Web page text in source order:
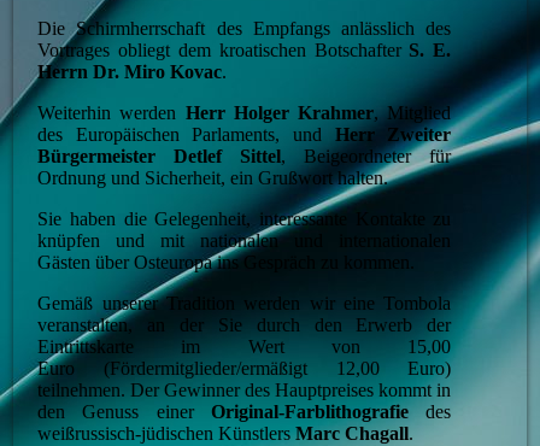
Die Schirmherrschaft des Empfangs anlässlich des
Vortrages obliegt dem kroatischen Botschafter S. E.
Herrn Dr. Miro Kovac.
Weiterhin werden Herr Holger Krahmer, Mitglied
des Europäischen Parlaments, und Herr Zweiter
Bürgermeister Detlef Sittel, Beigeordneter für
Ordnung und Sicherheit, ein Grußwort halten.
Sie haben die Gelegenheit, interessante Kontakte zu
knüpfen und mit nationalen und internationalen
Gästen über Osteuropa ins Gespräch zu kommen.
Gemäß unserer Tradition werden wir eine Tombola
veranstalten, an der Sie durch den Erwerb der
Eintrittskarte im Wert von 15,00
Euro (Fördermitglieder/ermäßigt 12,00 Euro)
teilnehmen. Der Gewinner des Hauptpreises kommt in
den Genuss einer Original-Farblithografiedes
weißrussisch-jüdischen KünstlersMarc Chagall.